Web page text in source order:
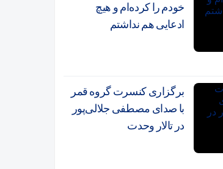
خودم را کرده‌ام و هیچ
ادعایی هم نداشتم
برگزاری کنسرت گروه قمر
با صدای مصطفی جلالی‌پور
در تالار وحدت